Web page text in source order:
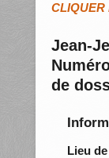
CLIQUER
Jean-
de
Lieu